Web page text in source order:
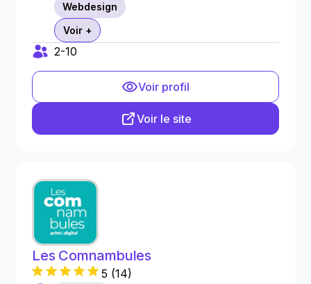
Webdesign
Voir +
2-10
Voir profil
Voir le site
Les Comnambules
5 (14)